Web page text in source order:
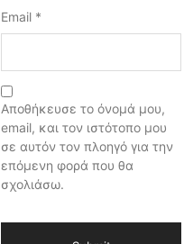
Email *
Αποθήκευσε το όνομά μου,
email, και τον ιστότοπο μου
σε αυτόν τον πλοηγό για την
επόμενη φορά που θα
σχολιάσω.